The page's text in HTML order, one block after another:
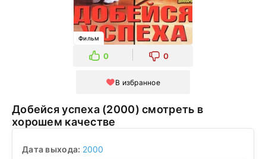
Фильм
0 0
В избранное
Добейся успеха (2000) смотреть в
хорошем качестве
Дата выхода: 2000